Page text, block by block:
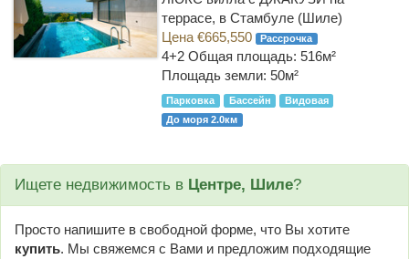
террасе, в Стамбуле (Шиле)
Цена €665,550
Рассрочка
4+2 Общая площадь: 516м²
Площадь земли: 50м²
Парковка Бассейн
Видовая
До моря 2.0км
Ищете недвижимость в Центре, Шиле?
Просто напишите в свободной форме, что Вы хотите
купить. Мы свяжемся с Вами и предложим подходящие